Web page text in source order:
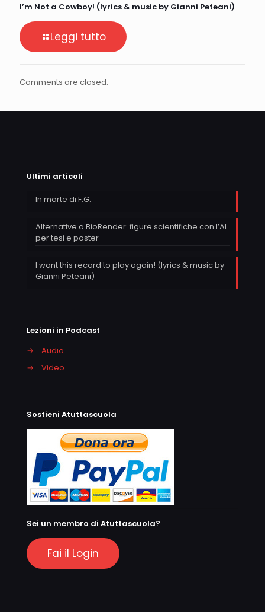
I’m Not a Cowboy! (lyrics & music by Gianni Peteani)
Leggi tutto
Comments are closed.
Ultimi articoli
In morte di F.G.
Alternative a BioRender: figure scientifiche con l’AI
per tesi e poster
I want this record to play again! (lyrics & music by
Gianni Peteani)
Lezioni in Podcast
→
Audio
→
Video
Sostieni Atuttascuola
Sei un membro di Atuttascuola?
Fai il Login